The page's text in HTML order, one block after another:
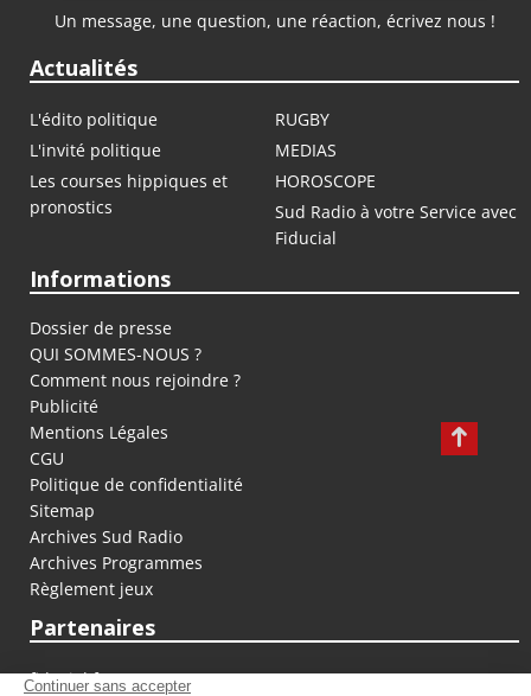
Un message, une question, une réaction, écrivez nous !
Actualités
L'édito politique
RUGBY
L'invité politique
MEDIAS
Les courses hippiques et
pronostics
HOROSCOPE
Sud Radio à votre Service avec
Fiducial
Informations
Dossier de presse
QUI SOMMES-NOUS ?
Comment nous rejoindre ?
Publicité
Mentions Légales
CGU
Politique de confidentialité
Sitemap
Archives Sud Radio
Archives Programmes
Règlement jeux
Partenaires
fiducial.fr